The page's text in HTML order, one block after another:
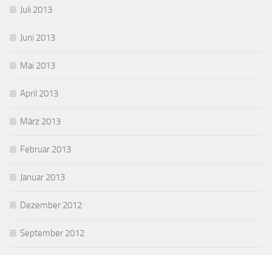
Juli 2013
Juni 2013
Mai 2013
April 2013
März 2013
Februar 2013
Januar 2013
Dezember 2012
September 2012